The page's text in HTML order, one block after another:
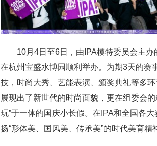
10月4日至6日，由IPA模特委员会主
在杭州宝盛水博园顺利举办。为期3天的赛
技，时尚大秀、艺能表演、颁奖典礼等多
展现出了新世代的时尚面貌，更在组委会
玩”于一体的国庆小长假。在IPA和全国各
扬“形体美、国风美、传承美”的时代美育精